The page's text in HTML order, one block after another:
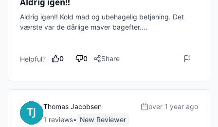
Aldrig igen!! Kold mad og ubehagelig betjening. Det
værste var de dårlige maver bagefter….
Helpful? 0 0 Share
Thomas Jacobsen
1 reviews• New Reviewer
over 1 year ago